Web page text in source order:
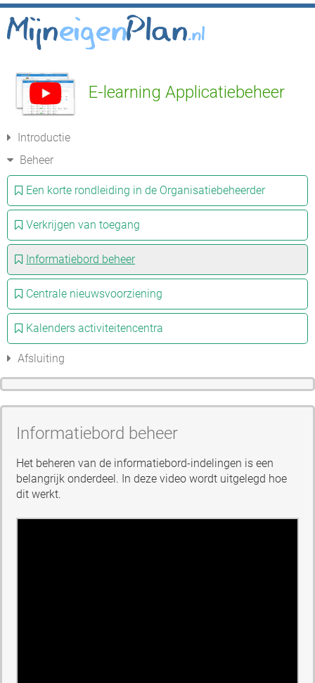
E-learning Applicatiebeheer
Introductie
Beheer
Een korte rondleiding in de Organisatiebeheerder
Verkrijgen van toegang
Informatiebord beheer
Centrale nieuwsvoorziening
Kalenders activiteitencentra
Afsluiting
Informatiebord beheer
Het beheren van de informatiebord-indelingen is een
belangrijk onderdeel. In deze video wordt uitgelegd hoe
dit werkt.